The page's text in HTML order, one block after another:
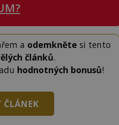
a odemkněte si tento
článků.
hodnotných bonusů!
ČLÁNEK